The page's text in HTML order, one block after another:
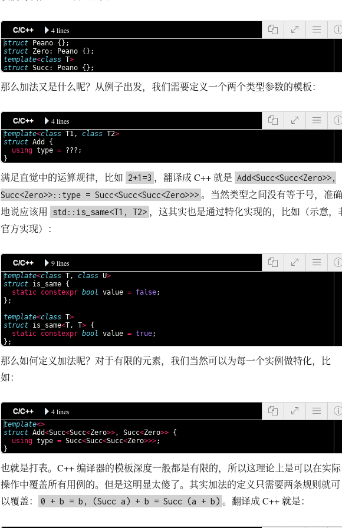
C/C++ 4 lines
struct Peano { } ;
struct Zero: Peano { } ;
template<class T>
struct Succ: Peano { } ;
那么加法又是什么呢？从例子出发，我们需要定义一个两个类型参数的模板：
C/C++ 4 lines
template<class T1, class T2>
struct Add
{
using type = ???;
}
满足直觉中的运算规律，比如 2+1=3 ，翻译成 C++ 就是 Add<Succ<Succ<Zero>>,
Succ<Zero>>::type = Succ<Succ<Succ<Zero>>> 。当然类型之间没有等于号，准确
地说应该用 std::is_same<T1, T2> ，这其实也是通过特化实现的，比如（示意，
官方实现）：
C/C++ 9 lines
template<class T, class U>
struct is_same {
static constexpr bool value = false;
} ;
template<class T>
struct is_same<T, T> {
static constexpr bool value = true;
} ;
那么如何定义加法呢？对于有限的元素，我们当然可以为每一个实例做特化，比
如：
C/C++ 4 lines
template<>
struct Add<Succ<Succ<Zero>>, Succ<Zero>> {
using type = Succ<Succ<Succ<Zero>>>;
}
也就是打表。C++ 编译器的模板深度一般都是有限的，所以这理论上是可以在实际
操作中覆盖所有用例的。但是这明显太傻了。其实加法的定义只需要两条规则就可
以覆盖：
0 + b = b, (Succ a) + b = Succ (a + b) 。翻译成 C++ 就是：